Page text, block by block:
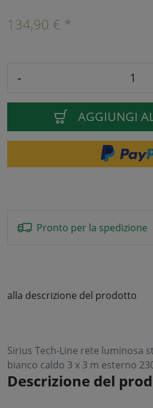
134,90 € *
-
AGGIUNGI
Pronto per la spedizione
alla descrizione del prodotto
Sirius Tech-Line rete luminosa
bianco caldo 3 x 3 m esterno
Descrizione del